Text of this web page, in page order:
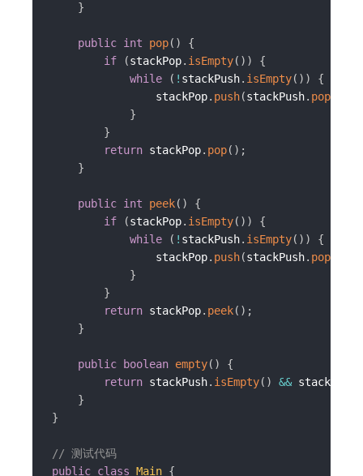
}
public int pop( )
{
if
(stackPop. isEmpty( ) )
{
while
( ! stackPush. isEmpty( ) )
{
                stackPop
. push(stackPush. pop
}
}
return stackPop. pop( ) ;
}
public int peek( )
{
if
(stackPop. isEmpty( ) )
{
while
( ! stackPush. isEmpty( ) )
{
                stackPop
. push(stackPush. pop
}
}
return stackPop. peek( ) ;
}
public boolean empty( )
{
return stackPush. isEmpty( ) && stackPop
}
}
// 测试代码
public class Main {